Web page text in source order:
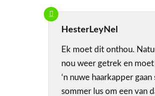
HesterLeyNel
Ek moet dit onthou.
nou weer getrek en moet
‘n nuwe haarkapper
sommer lus om een van